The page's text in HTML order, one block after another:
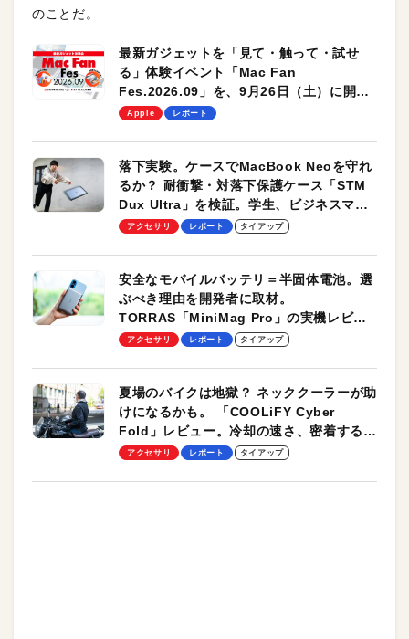
のことだ。
最新ガジェットを「見て・触って・試せ
る」体験イベント「Mac Fan
Fes.2026.09」を、9月26日（土）に開催
します！
Apple レポート
落下実験。ケースでMacBook Neoを守れ
るか？ 耐衝撃・対落下保護ケース「STM
Dux Ultra」を検証。学生、ビジネスマン
のモバイルユースに最適！
アクセサリ レポート タイアップ
安全なモバイルバッテリ＝半固体電池。選
ぶべき理由を開発者に取材。
TORRAS「MiniMag Pro」の実機レビュ
ーも
アクセサリ レポート タイアップ
夏場のバイクは地獄？ ネッククーラーが助
けになるかも。 「COOLiFY Cyber
Fold」レビュー。冷却の速さ、密着する冷
却プレート、シンプルな操作性がグッド！
アクセサリ レポート タイアップ